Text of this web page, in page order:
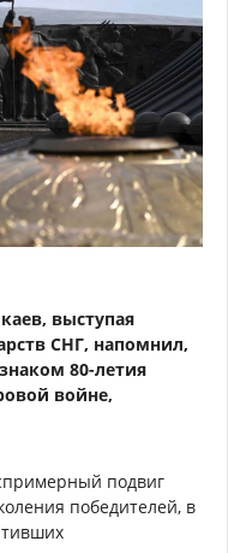
выступая
СНГ, напомнил,
80-летия
войне,
подвиг
победителей, в